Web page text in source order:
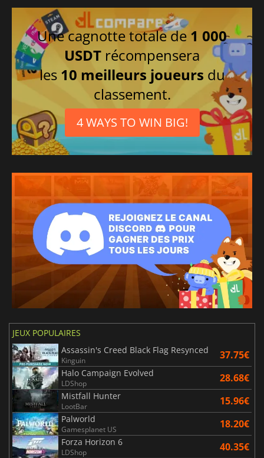
Une cagnotte totale de 1 000
USDT récompensera
les 10 meilleurs joueurs du
classement.
4 WAYS TO WIN BIG!
JEUX POPULAIRES
Assassin's Creed Black Flag Resynced
Kinguin 37.75€
Halo Campaign Evolved
LDShop 28.68€
Mistfall Hunter
LootBar 15.96€
Palworld
Gamesplanet US 18.20€
Forza Horizon 6
LDShop 40.35€